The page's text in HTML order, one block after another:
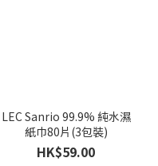
LEC Sanrio 99.9% 純水濕
紙巾80片(3包裝)
HK$59.00